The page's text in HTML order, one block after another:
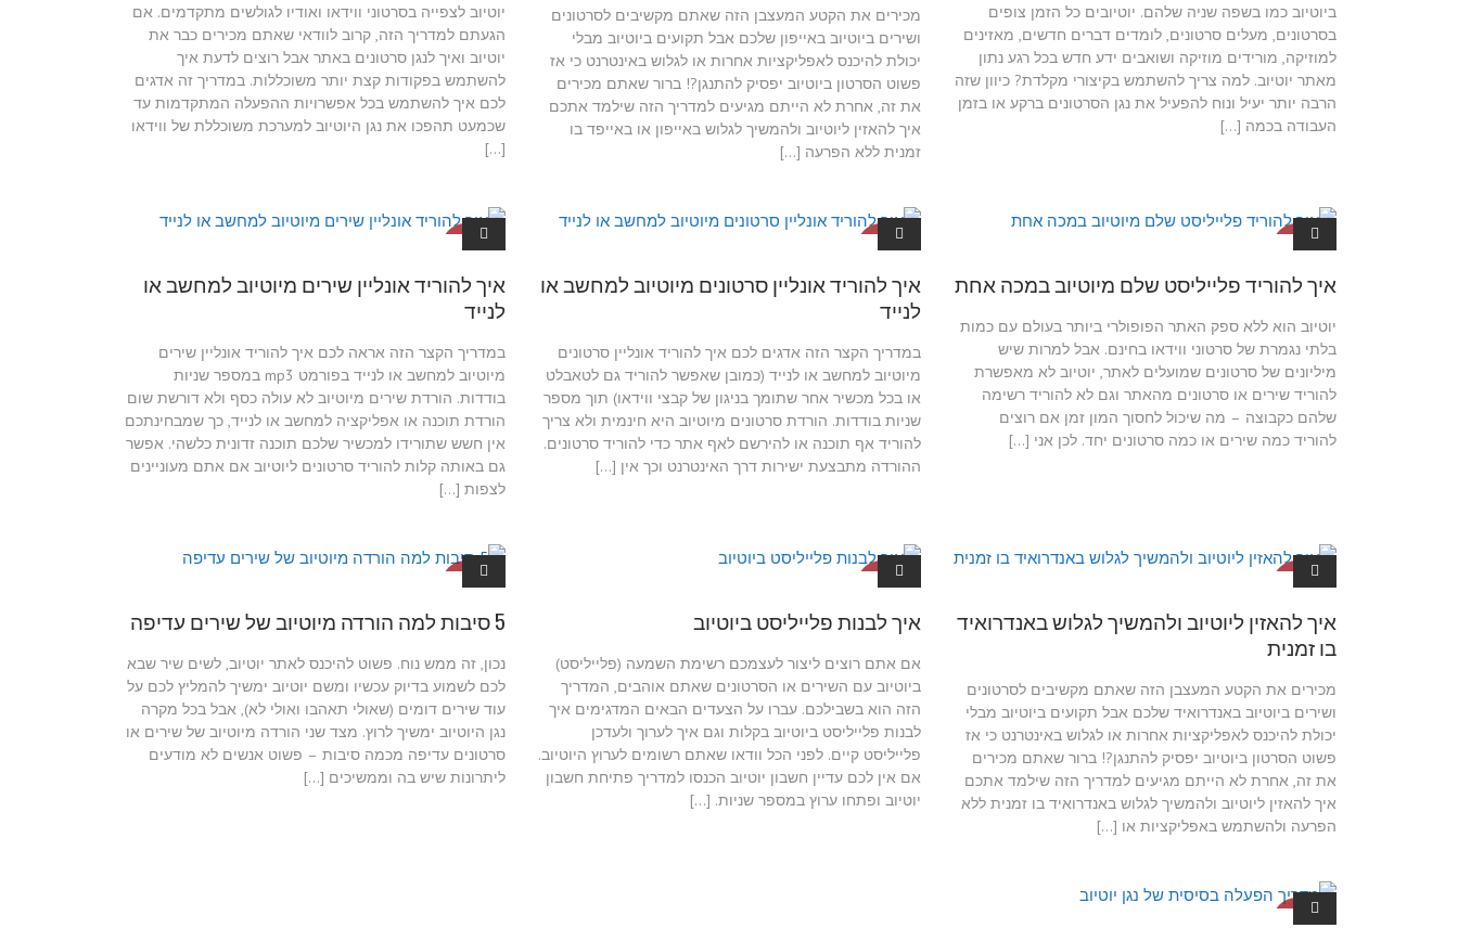
ביוטיוב כמו בשפה שניה שלהם. יוטיובים כל הזמן צופים
בסרטונים, מעלים סרטונים, לומדים דברים חדשים, מאזינים
למוזיקה, מורידים מוזיקה ושואבים ידע חדש בכל רגע נתון
מאתר יוטיוב. למה צריך להשתמש בקיצורי מקלדת? כיוון שזה
הרבה יותר יעיל ונוח להפעיל את נגן הסרטונים ברקע או בזמן
העבודה בכמה […]
מכירים את הקטע המעצבן הזה שאתם מקשיבים לסרטונים
ושירים ביוטיוב באייפון שלכם אבל תקועים ביוטיוב מבלי
יכולת להיכנס לאפליקציות אחרות או לגלוש באינטרנט כי אז
פשוט הסרטון ביוטיוב יפסיק להתנגן?! ברור שאתם מכירים
את זה, אחרת לא הייתם מגיעים למדריך הזה שילמד אתכם
איך להאזין ליוטיוב ולהמשיך לגלוש באייפון או באייפד בו
זמנית ללא הפרעה […]
יוטיוב לצפייה בסרטוני ווידאו ואודיו לגולשים מתקדמים. אם
הגעתם למדריך הזה, קרוב לוודאי שאתם מכירים כבר את
יוטיוב ואיך לנגן סרטונים באתר אבל רוצים לדעת איך
להשתמש בפקודות קצת יותר משוכללות. במדריך זה אדגים
לכם איך להשתמש בכל אפשרויות ההפעלה המתקדמות עד
שכמעט תהפכו את נגן היוטיוב למערכת משוכללת של ווידאו
[…]
מדריכים ליו
טיוב
איך להוריד פלייליסט שלם מיוטיוב במכה אחת
יוטיוב הוא ללא ספק האתר הפופולרי ביותר בעולם עם כמות
בלתי נגמרת של סרטוני ווידאו בחינם. אבל למרות שיש
מיליונים של סרטונים שמועלים לאתר, יוטיוב לא מאפשרת
להוריד שירים או סרטונים מהאתר וגם לא להוריד רשימה
שלהם כקבוצה – מה שיכול לחסוך המון זמן אם רוצים
להוריד כמה שירים או כמה סרטונים יחד. לכן אני […]
מדריכים ליו
טיוב
איך להוריד אונליין סרטונים מיוטיוב למחשב או
לנייד
במדריך הקצר הזה אדגים לכם איך להוריד אונליין סרטונים
מיוטיוב למחשב או לנייד (כמובן שאפשר להוריד גם לטאבלט
או בכל מכשיר אחר שתומך בניגון של קבצי ווידאו) תוך מספר
שניות בודדות. הורדת סרטונים מיוטיוב היא חינמית ולא צריך
להוריד אף תוכנה או להירשם לאף אתר כדי להוריד סרטונים.
ההורדה מתבצעת ישירות דרך האינטרנט וכך אין […]
מדריכים ליו
טיוב
איך להוריד אונליין שירים מיוטיוב למחשב או
לנייד
במדריך הקצר הזה אראה לכם איך להוריד אונליין שירים
מיוטיוב למחשב או לנייד בפורמט mp3 במספר שניות
בודדות. הורדת שירים מיוטיוב לא עולה כסף ולא דורשת שום
הורדת תוכנה או אפליקציה למחשב או לנייד, כך שמבחינתכם
אין חשש שתורידו למכשיר שלכם תוכנה זדונית כלשהי. אפשר
גם באותה קלות להוריד סרטונים ליוטיוב אם אתם מעוניינים
לצפות […]
מדריכים ליו
טיוב
איך להאזין ליוטיוב ולהמשיך לגלוש באנדרואיד
בו זמנית
מכירים את הקטע המעצבן הזה שאתם מקשיבים לסרטונים
ושירים ביוטיוב באנדרואיד שלכם אבל תקועים ביוטיוב מבלי
יכולת להיכנס לאפליקציות אחרות או לגלוש באינטרנט כי אז
פשוט הסרטון ביוטיוב יפסיק להתנגן?! ברור שאתם מכירים
את זה, אחרת לא הייתם מגיעים למדריך הזה שילמד אתכם
איך להאזין ליוטיוב ולהמשיך לגלוש באנדרואיד בו זמנית ללא
הפרעה ולהשתמש באפליקציות או […]
מדריכים ליו
טיוב
איך לבנות פלייליסט ביוטיוב
אם אתם רוצים ליצור לעצמכם רשימת השמעה (פלייליסט)
ביוטיוב עם השירים או הסרטונים שאתם אוהבים, המדריך
הזה הוא בשבילכם. עברו על הצעדים הבאים המדגימים איך
לבנות פלייליסט ביוטיוב בקלות וגם איך לערוך ולעדכן
פלייליסט קיים. לפני הכל וודאו שאתם רשומים לערוץ היוטיוב.
אם אין לכם עדיין חשבון יוטיוב הכנסו למדריך פתיחת חשבון
יוטיוב ופתחו ערוץ במספר שניות. […]
מדריכים ליו
טיוב
5 סיבות למה הורדה מיוטיוב של שירים עדיפה
נכון, זה ממש נוח. פשוט להיכנס לאתר יוטיוב, לשים שיר שבא
לכם לשמוע בדיוק עכשיו ומשם יוטיוב ימשיך להמליץ לכם על
עוד שירים דומים (שאולי תאהבו ואולי לא), אבל בכל מקרה
נגן היוטיוב ימשיך לרוץ. מצד שני הורדה מיוטיוב של שירים או
סרטונים עדיפה מכמה סיבות – פשוט אנשים לא מודעים
ליתרונות שיש בה וממשיכים […]
מדריכים ליו
טיוב